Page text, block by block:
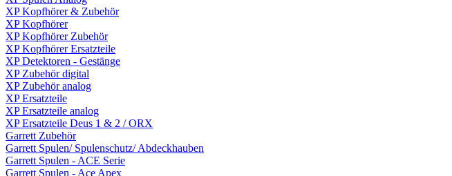
XP Kopfhörer & Zubehör
XP Kopfhörer
XP Kopfhörer Zubehör
XP Kopfhörer Ersatzteile
XP Detektoren - Gestänge
XP Zubehör digital
XP Zubehör analog
XP Ersatzteile
XP Ersatzteile analog
XP Ersatzteile Deus 1 & 2 / ORX
Garrett Zubehör
Garrett Spulen/ Spulenschutz/ Abdeckhauben
Garrett Spulen - ACE Serie
Garrett Spulen - Ace Apex